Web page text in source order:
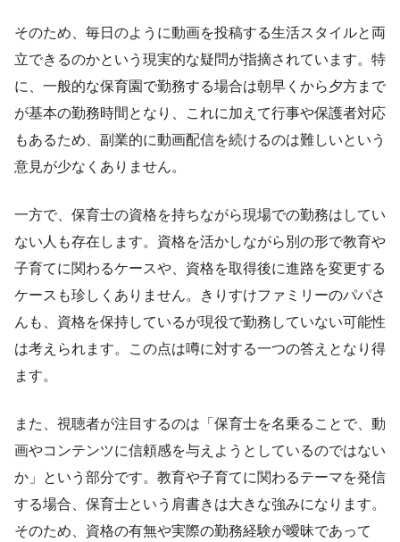
そのため、毎日のように動画を投稿する生活スタイルと両
立できるのかという現実的な疑問が指摘されています。特
に、一般的な保育園で勤務する場合は朝早くから夕方まで
が基本の勤務時間となり、これに加えて行事や保護者対応
もあるため、副業的に動画配信を続けるのは難しいという
意見が少なくありません。
一方で、保育士の資格を持ちながら現場での勤務はしてい
ない人も存在します。資格を活かしながら別の形で教育や
子育てに関わるケースや、資格を取得後に進路を変更する
ケースも珍しくありません。きりすけファミリーのパパさ
んも、資格を保持しているが現役で勤務していない可能性
は考えられます。この点は噂に対する一つの答えとなり得
ます。
また、視聴者が注目するのは「保育士を名乗ることで、動
画やコンテンツに信頼感を与えようとしているのではない
か」という部分です。教育や子育てに関わるテーマを発信
する場合、保育士という肩書きは大きな強みになります。
そのため、資格の有無や実際の勤務経験が曖昧であって